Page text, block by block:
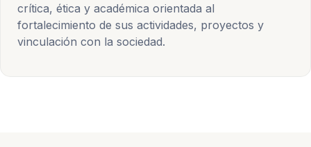
crítica, ética y académica orientada al
fortalecimiento de sus actividades, proyectos y
vinculación con la sociedad.